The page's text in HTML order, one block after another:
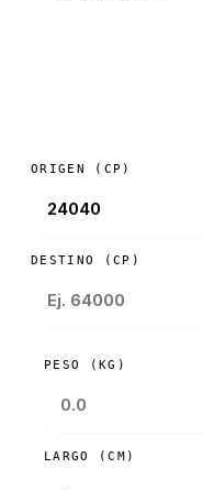
ORIGEN (CP)
DESTINO (CP)
PESO (KG)
LARGO (CM)